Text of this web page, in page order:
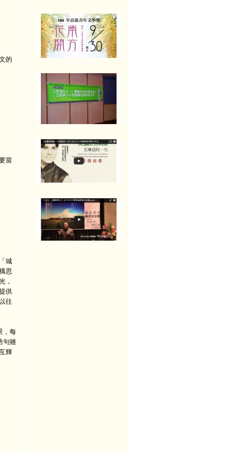
的
當
城
思
，
供
往
，每
句雖
輝